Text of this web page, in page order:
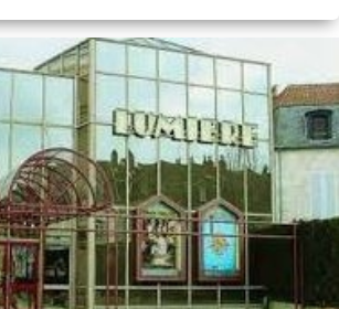
monde L'Odyssée Des Minions et des
5